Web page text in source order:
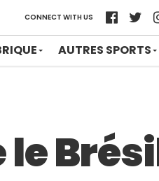
CONNECT WITH US
AUTRES SPORTS
le